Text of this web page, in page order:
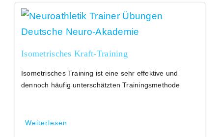
Isometrisches Kraft-Training
Isometrisches Training ist eine sehr effektive und
dennoch häufig unterschätzten Trainingsmethode
Weiterlesen